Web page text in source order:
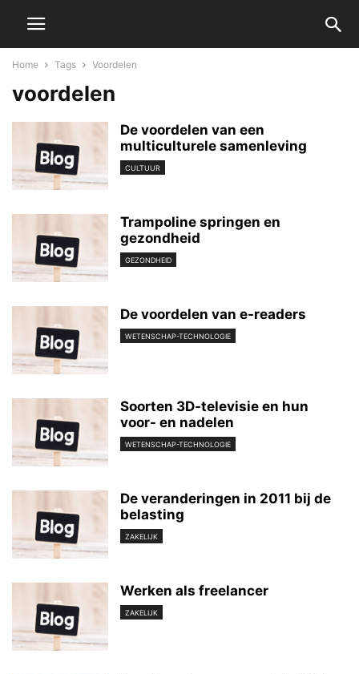
Home Tags Voordelen
voordelen
De voordelen van een
multiculturele samenleving
CULTUUR
Trampoline springen en
gezondheid
GEZONDHEID
De voordelen van e-readers
WETENSCHAP-TECHNOLOGIE
Soorten 3D-televisie en hun
voor- en nadelen
WETENSCHAP-TECHNOLOGIE
De veranderingen in 2011 bij de
belasting
ZAKELIJK
Werken als freelancer
ZAKELIJK